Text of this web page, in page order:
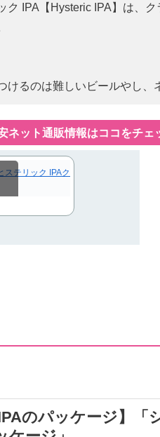
ク IPA【Hysteric IPA】は、
けるのは難しいビールやし
ネット通販情報はココをチェ
ステリック IPAクラフトビール 地ビー
のパッケージ】